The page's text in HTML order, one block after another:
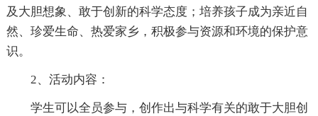
及大胆想象、敢于创新的科学态度；培养孩子成为亲近自
然、珍爱生命、热爱家乡，积极参与资源和环境的保护意
识。
2、活动内容：
学生可以全员参与，创作出与科学有关的敢于大胆创